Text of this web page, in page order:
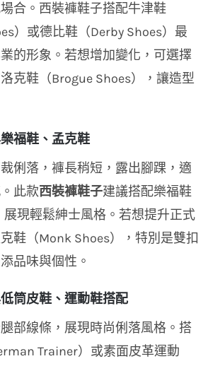
合。 西裝褲鞋子搭配牛津鞋
）或德比鞋（Derby Shoes）最
的形象 。若想增加變化，可選擇
克鞋（Brogue Shoes），讓造型
福鞋、孟克鞋
俐落，褲長稍短，露出腳踝，適
此款西裝褲鞋子建議搭配樂福鞋
展現輕鬆紳士風格。若想提升正式
鞋（Monk Shoes），特別是雙扣
品味與個性。
筒皮鞋、運動鞋搭配
部線條，展現時尚俐落風格。搭
Trainer）或素面皮革運動